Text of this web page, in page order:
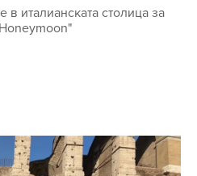
в италианската столица за